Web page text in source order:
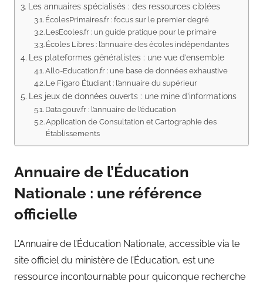
Les annuaires spécialisés : des ressources ciblées
ÉcolesPrimaires.fr : focus sur le premier degré
LesEcoles.fr : un guide pratique pour le primaire
Écoles Libres : l’annuaire des écoles indépendantes
Les plateformes généralistes : une vue d’ensemble
Allo-Education.fr : une base de données exhaustive
Le Figaro Étudiant : l’annuaire du supérieur
Les jeux de données ouverts : une mine d’informations
Data.gouv.fr : l’annuaire de l’éducation
Application de Consultation et Cartographie des
Établissements
Annuaire de l’Éducation
Nationale : une référence
officielle
L’Annuaire de l’Éducation Nationale, accessible via le
site officiel du ministère de l’Éducation, est une
ressource incontournable pour quiconque recherche